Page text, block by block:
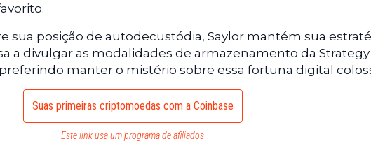
sua posição de autodecustódia, Saylor mantém sua
a divulgar as modalidades de armazenamento da
manter o mistério sobre essa fortuna digital
Suas primeiras criptomoedas com a Coinbase
Este link usa um programa de afiliados